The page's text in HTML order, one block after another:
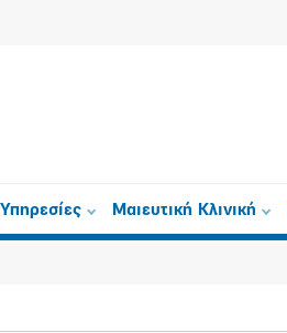
Υπηρεσίες Μαιευτική Κλινική